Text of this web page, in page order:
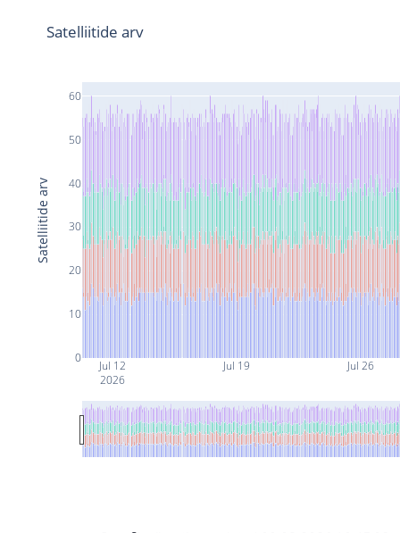
Jul 12
2026
Jul 19 Jul 26
0
10
20
30
40
50
60
Satelliitide arv
Satelliitide arv